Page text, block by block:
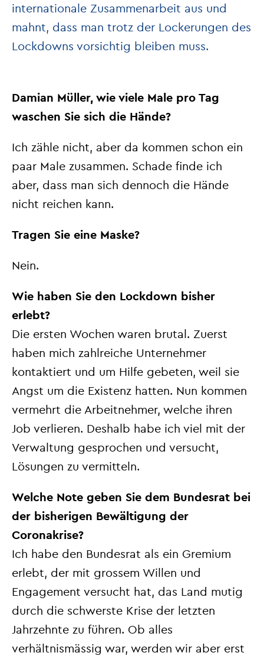
internationale Zusammenarbeit aus und
mahnt, dass man trotz der Lockerungen des
Lockdowns vorsichtig bleiben muss.
Damian Müller, wie viele Male pro Tag
waschen Sie sich die Hände?
Ich zähle nicht, aber da kommen schon ein
paar Male zusammen. Schade finde ich
aber, dass man sich dennoch die Hände
nicht reichen kann.
Tragen Sie eine Maske?
Nein.
Wie haben Sie den Lockdown bisher
erlebt?
Die ersten Wochen waren brutal. Zuerst
haben mich zahlreiche Unternehmer
kontaktiert und um Hilfe gebeten, weil sie
Angst um die Existenz hatten. Nun kommen
vermehrt die Arbeitnehmer, welche ihren
Job verlieren. Deshalb habe ich viel mit der
Verwaltung gesprochen und versucht,
Lösungen zu vermitteln.
Welche Note geben Sie dem Bundesrat bei
der bisherigen Bewältigung der
Coronakrise?
Ich habe den Bundesrat als ein Gremium
erlebt, der mit grossem Willen und
Engagement versucht hat, das Land mutig
durch die schwerste Krise der letzten
Jahrzehnte zu führen. Ob alles
verhältnismässig war, werden wir aber erst